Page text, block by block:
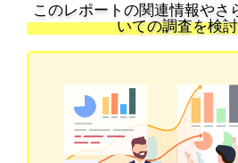
このレポートの関連情報やさ
いての調査を検